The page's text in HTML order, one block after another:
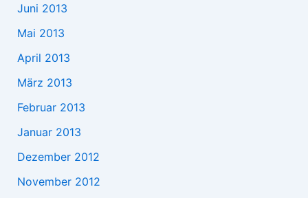
Juni 2013
Mai 2013
April 2013
März 2013
Februar 2013
Januar 2013
Dezember 2012
November 2012